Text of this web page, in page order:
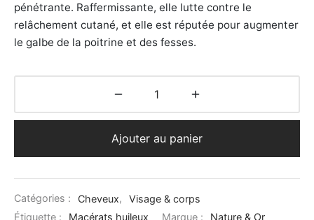
pénétrante. Raffermissante, elle lutte contre le
relâchement cutané, et elle est réputée pour augmenter
le galbe de la poitrine et des fesses.
Ajouter au panier
Catégories : Cheveux,
Visage & corps
Étiquette :
Macérats huileux Marque : Nature & Or